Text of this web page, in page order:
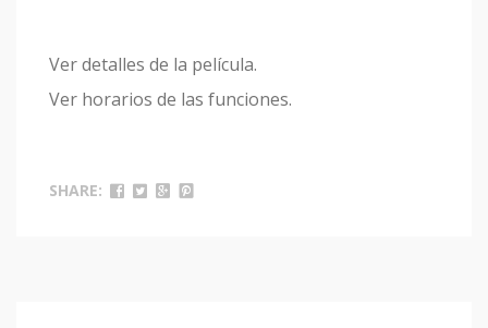
Ver detalles de la película.
Ver horarios de las funciones.
SHARE: